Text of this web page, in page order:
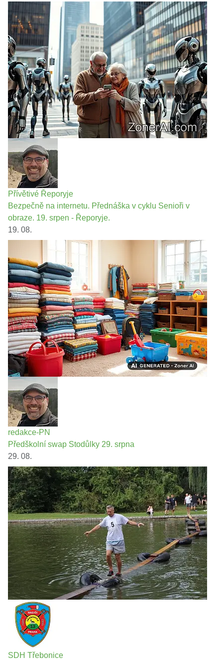
Přívětivé Řeporyje
Bezpečně na internetu. Přednáška v cyklu Senioři v
obraze. 19. srpen - Řeporyje.
19. 08.
redakce-PN
Předškolní swap Stodůlky 29. srpna
29. 08.
SDH Třebonice